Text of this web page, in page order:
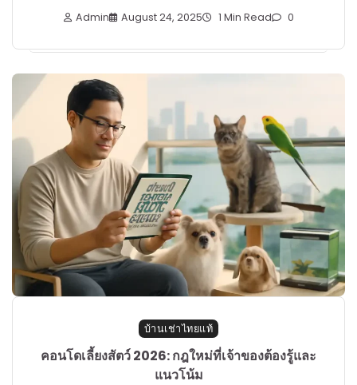
Admin August 24, 2025 1 Min Read 0
บ้านเช่าไทยแท้
คอนโดเลี้ยงสัตว์ 2026: กฎใหม่ที่เจ้าของต้องรู้และ
แนวโน้ม